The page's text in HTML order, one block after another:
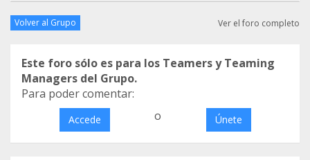
Volver al Grupo Ver el foro completo
Este foro sólo es para los Teamers y Teaming
Managers del Grupo.
Para poder comentar:
Accede o Únete